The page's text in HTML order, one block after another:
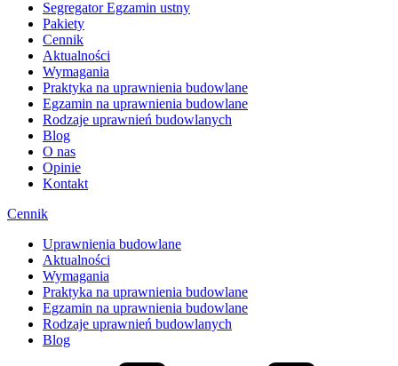
Segregator Egzamin ustny
Pakiety
Cennik
Aktualności
Wymagania
Praktyka na uprawnienia budowlane
Egzamin na uprawnienia budowlane
Rodzaje uprawnień budowlanych
Blog
O nas
Opinie
Kontakt
Cennik
Uprawnienia budowlane
Aktualności
Wymagania
Praktyka na uprawnienia budowlane
Egzamin na uprawnienia budowlane
Rodzaje uprawnień budowlanych
Blog